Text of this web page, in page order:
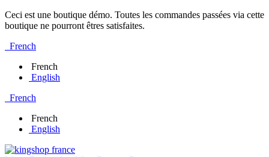
Ceci est une boutique démo. Toutes les commandes passées via cette
boutique ne pourront êtres satisfaites.
French
French
English
French
French
English